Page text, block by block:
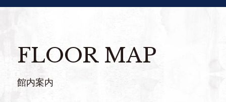
FLOOR MAP
館内案内